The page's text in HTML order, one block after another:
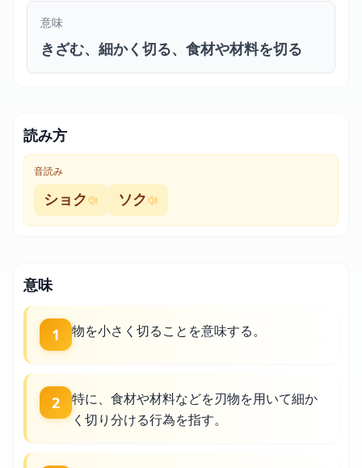
意味
きざむ、細かく切る、食材や材料を切る
読み方
音読み
ショク ソク
意味
1 物を小さく切ることを意味する。
2
特に、食材や材料などを刃物を用いて細か
く切り分ける行為を指す。